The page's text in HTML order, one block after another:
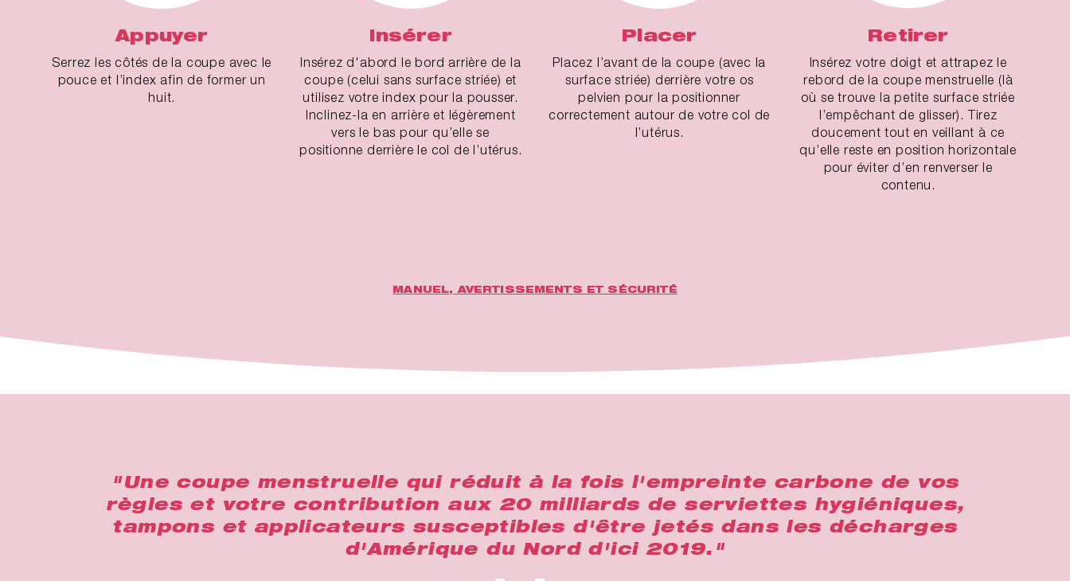
Appuyer
Serrez les côtés de la coupe avec le
pouce et l’index afin de former un
huit.
Insérer
Insérez d'abord le bord arrière de la
coupe (celui sans surface striée) et
utilisez votre index pour la pousser.
Inclinez-la en arrière et légèrement
vers le bas pour qu’elle se
positionne derrière le col de l’utérus.
Placer
Placez l’avant de la coupe (avec la
surface striée) derrière votre os
pelvien pour la positionner
correctement autour de votre col de
l’utérus.
Retirer
Insérez votre doigt et attrapez le
rebord de la coupe menstruelle (là
où se trouve la petite surface striée
l’empêchant de glisser). Tirez
doucement tout en veillant à ce
qu’elle reste en position horizontale
pour éviter d’en renverser le
contenu.
MANUEL, AVERTISSEMENTS ET SÉCURITÉ
"Une coupe menstruelle qui réduit à la fois l'empreinte carbone de vos
règles et votre contribution aux 20 milliards de serviettes hygiéniques,
tampons et applicateurs susceptibles d'être jetés dans les décharges
d'Amérique du Nord d'ici 2019."